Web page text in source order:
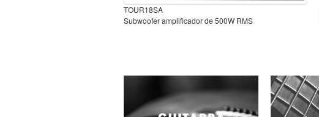
TOUR18SA
Subwoofer amplificador de 500W RMS